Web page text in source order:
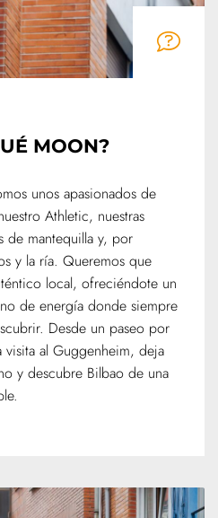
MOON?
unos apasionados de
Athletic, nuestras
de mantequilla y, por
y la ría. Queremos que
local, ofreciéndote un
de energía donde siempre
Desde un paseo por
visita al Guggenheim, deja
y descubre Bilbao de una